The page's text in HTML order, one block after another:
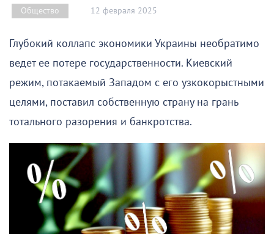
Общество 12 февраля 2025
Глубокий коллапс экономики Украины необратимо
ведет ее потере государственности. Киевский
режим, потакаемый Западом с его узкокорыстными
целями, поставил собственную страну на грань
тотального разорения и банкротства.